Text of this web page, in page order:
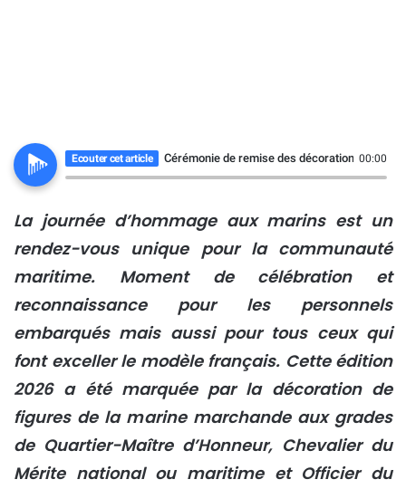
Ecouter cet article Cérémonie de remise des décorations aux
00:00
La journée d’hommage aux marins est un
rendez-vous unique pour la communauté
maritime. Moment de célébration et
reconnaissance pour les personnels
embarqués mais aussi pour tous ceux qui
font exceller le modèle français. Cette édition
2026 a été marquée par la décoration de
figures de la marine marchande aux grades
de Quartier-Maître d’Honneur, Chevalier du
Mérite national ou maritime et Officier du